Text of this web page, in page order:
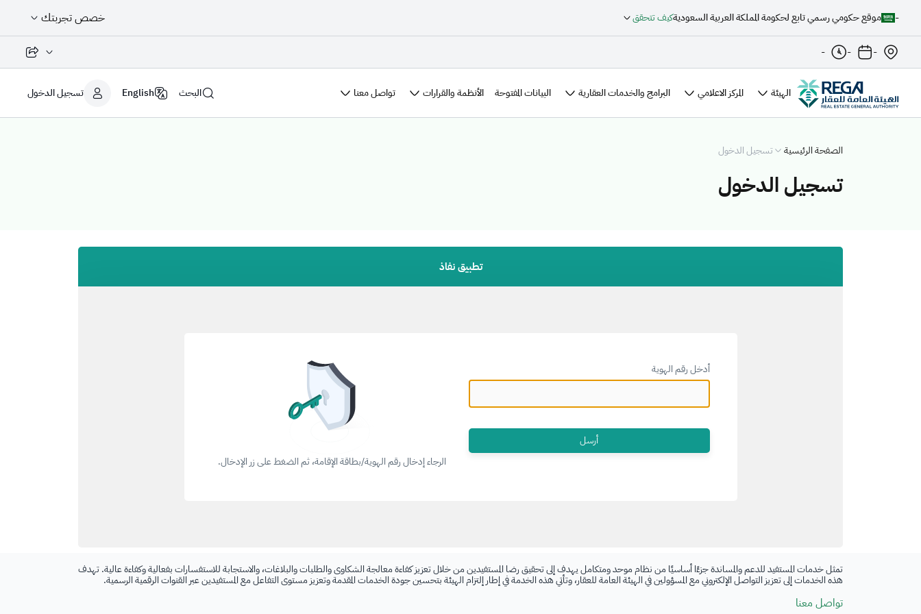
- موقع حكومي رسمي تابع لحكومة المملكة العربية السعوديةكيف تتحقق خصص تجربتك
-
-
- مشاركة
الهيئة المركز الاعلامي البرامج والخدمات العقارية البيانات المفتوحة الأنظمة والقرارات تواصل معنا البحث English تسجيل الدخول
الصفحة الرئيسية تسجيل الدخول
تسجيل الدخول
تطبيق نفاذ
الرجاء إدخال رقم الهوية/بطاقة الإقامة، ثم الضغط على زر الإدخال.
أدخل رقم الهوية
تمثل خدمات المستفيد للدعم والمساندة جزءًا أساسيًا من نظام موحد ومتكامل يهدف إلى تحقيق رضا المستفيدين من خلال تعزيز كفاءة معالجة الشكاوى والطلبات والبلاغات، والاستجابة للاستفسارات بفعالية وكفاءة عالية. تهدف
هذه الخدمات إلى تعزيز التواصل الإلكتروني مع المسؤولين في الهيئة العامة للعقار، وتأتي هذه الخدمة في إطار إلتزام الهيئة بتحسين جودة الخدمات المقدمة وتعزيز مستوى التفاعل مع المستفيدين عبر القنوات الرقمية الرسمية.
تواصل معنا